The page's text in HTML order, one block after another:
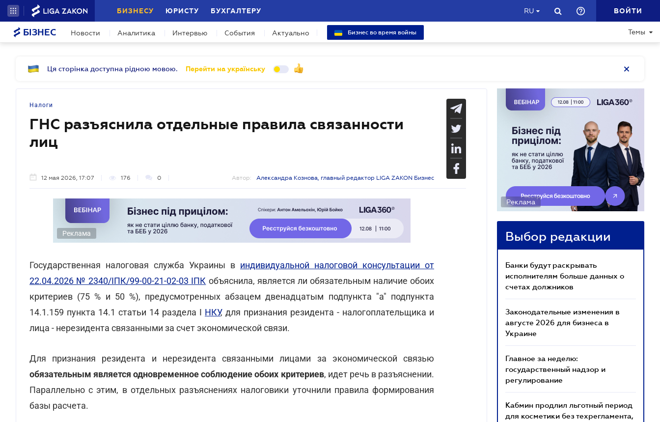
БИЗНЕСУ ЮРИСТУ БУХГАЛТЕРУ RU ВОЙТИ
БІЗНЕС Новости Аналитика Интервью События Актуально Бизнес во время войны Темы
Ця сторінка доступна рідною мовою. Перейти на українську
Налоги
ГНС разъяснила отдельные правила связанности
лиц
12 мая 2026, 17:07 176 0 Автор: Александра Кознова, главный редактор LIGA ZAKON Бизнес
Реклама
Государственная налоговая служба Украины в индивидуальной налоговой консультации от
22.04.2026 № 2340/ІПК/99-00-21-02-03 ІПК объяснила, является ли обязательным наличие обоих
критериев (75 % и 50 %), предусмотренных абзацем двенадцатым подпункта "а" подпункта
14.1.159 пункта 14.1 статьи 14 раздела I НКУ, для признания резидента - налогоплательщика и
лица - нерезидента связанными за счет экономической связи.
Для признания резидента и нерезидента связанными лицами за экономической связью
обязательным является одновременное соблюдение обоих критериев, идет речь в разъяснении.
Параллельно с этим, в отдельных разъяснениях налоговики уточнили правила формирования
базы расчета.
Реклама
Выбор редакции
Банки будут раскрывать
исполнителям больше данных о
счетах должников
Законодательные изменения в
августе 2026 для бизнеса в
Украине
Главное за неделю:
государственный надзор и
регулирование
Кабмин продлил льготный период
для косметики без техрегламента,